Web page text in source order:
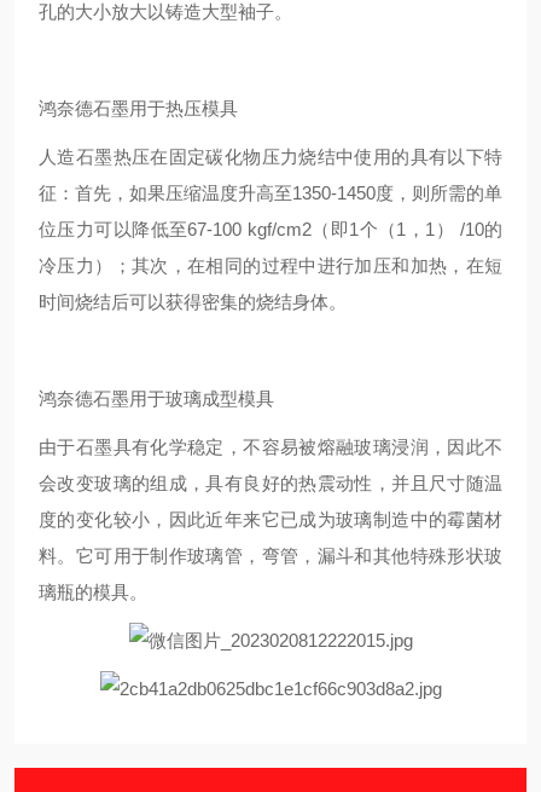
孔的大小放大以铸造大型袖子。
鸿奈德石墨用于热压模具
人造石墨热压在固定碳化物压力烧结中使用的具有以下特
征：首先，如果压缩温度升高至1350-1450度，则所需的单
位压力可以降低至67-100 kgf/cm2（即1个（1，1） /10的
冷压力）；其次，在相同的过程中进行加压和加热，在短
时间烧结后可以获得密集的烧结身体。
鸿奈德石墨用于玻璃成型模具
由于石墨具有化学稳定，不容易被熔融玻璃浸润，因此不
会改变玻璃的组成，具有良好的热震动性，并且尺寸随温
度的变化较小，因此近年来它已成为玻璃制造中的霉菌材
料。它可用于制作玻璃管，弯管，漏斗和其他特殊形状玻
璃瓶的模具。